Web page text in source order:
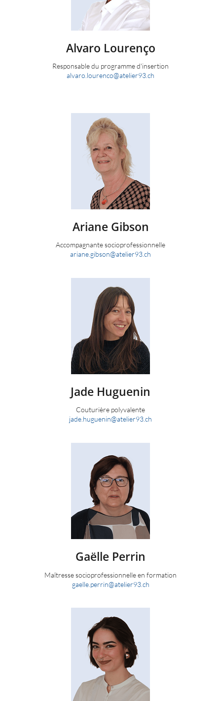
Alvaro Lourenço
Responsable du programme d'insertion
alvaro.lourenco@atelier93.ch
Ariane Gibson
Accompagnante socioprofessionnelle
ariane.gibson@atelier93.ch
Jade Huguenin
Couturière polyvalente
jade.huguenin@atelier93.ch
Gaëlle Perrin
Maîtresse socioprofessionnelle en formation
gaelle.perrin@atelier93.ch